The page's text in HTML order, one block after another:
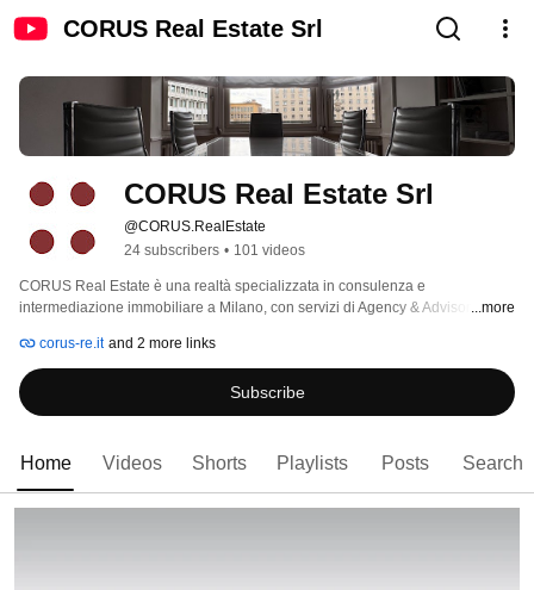
CORUS Real Estate Srl
CORUS Real Estate Srl
@CORUS.RealEstate
24 subscribers • 101 videos
CORUS Real Estate è una realtà specializzata in consulenza e
intermediazione immobiliare a Milano, con servizi di Agency & Advisory, ...more
corus-re.it and 2 more links
Subscribe
Home Videos Shorts Playlists Posts Search